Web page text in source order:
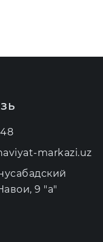
48
markazi.uz
9 "а"